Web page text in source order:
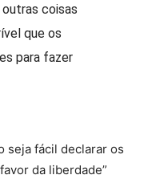
coisas
que os
para fazer
seja fácil declarar os
da liberdade”